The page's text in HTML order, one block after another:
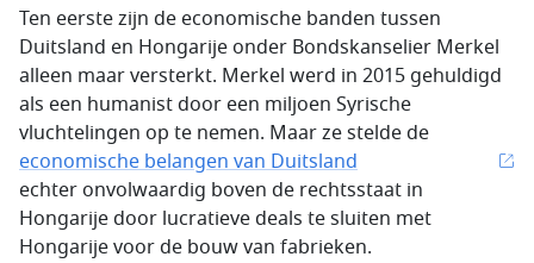
Ten eerste zijn de economische banden tussen
Duitsland en Hongarije onder Bondskanselier Merkel
alleen maar versterkt. Merkel werd in 2015 gehuldigd
als een humanist door een miljoen Syrische
vluchtelingen op te nemen. Maar ze stelde de
economische belangen van Duitsland
echter onvolwaardig boven de rechtsstaat in
Hongarije door lucratieve deals te sluiten met
Hongarije voor de bouw van fabrieken.